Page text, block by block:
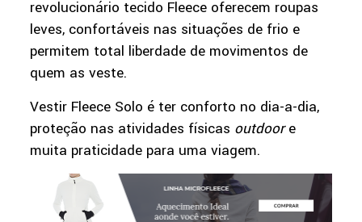
revolucionário tecido Fleece oferecem roupas
leves, confortáveis nas situações de frio e
permitem total liberdade de movimentos de
quem as veste.
Vestir Fleece Solo é ter conforto no dia-a-dia,
proteção nas atividades físicas outdoore
muita praticidade para uma viagem.